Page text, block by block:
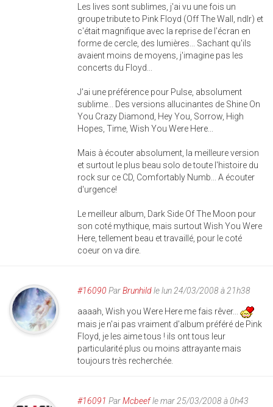
Les lives sont sublimes, j'ai vu une fois un
groupe tribute to Pink Floyd (Off The Wall, ndlr) et
c'était magnifique avec la reprise de l'écran en
forme de cercle, des lumières... Sachant qu'ils
avaient moins de moyens, j'imagine pas les
concerts du Floyd...
J'ai une préférence pour Pulse, absolument
sublime... Des versions allucinantes de Shine On
You Crazy Diamond, Hey You, Sorrow, High
Hopes, Time, Wish You Were Here...
Mais à écouter absolument, la meilleure version
et surtout le plus beau solo de toute l'histoire du
rock sur ce CD, Comfortably Numb... A écouter
d'urgence!
Le meilleur album, Dark Side Of The Moon pour
son coté mythique, mais surtout Wish You Were
Here, tellement beau et travaillé, pour le coté
coeur on va dire.
#16090 ParBrunhildle lun 24/03/2008 à 21h38
aaaah, Wish you Were Here me fais rêver...
mais je n'ai pas vraiment d'album préféré de Pink
Floyd, je les aime tous ! ils ont tous leur
particularité plus ou moins attrayante mais
toujours très recherchée.
#16091 ParMcbeefle mar 25/03/2008 à 0h43